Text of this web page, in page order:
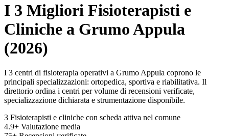
I 3 Migliori Fisioterapisti e
Cliniche a Grumo Appula
(2026)
I 3 centri di fisioterapia operativi a Grumo Appula coprono le
principali specializzazioni: ortopedica, sportiva e riabilitativa. Il
direttorio ordina i centri per volume di recensioni verificate,
specializzazione dichiarata e strumentazione disponibile.
3 Fisioterapisti e cliniche con scheda attiva nel comune
4.9+ Valutazione media